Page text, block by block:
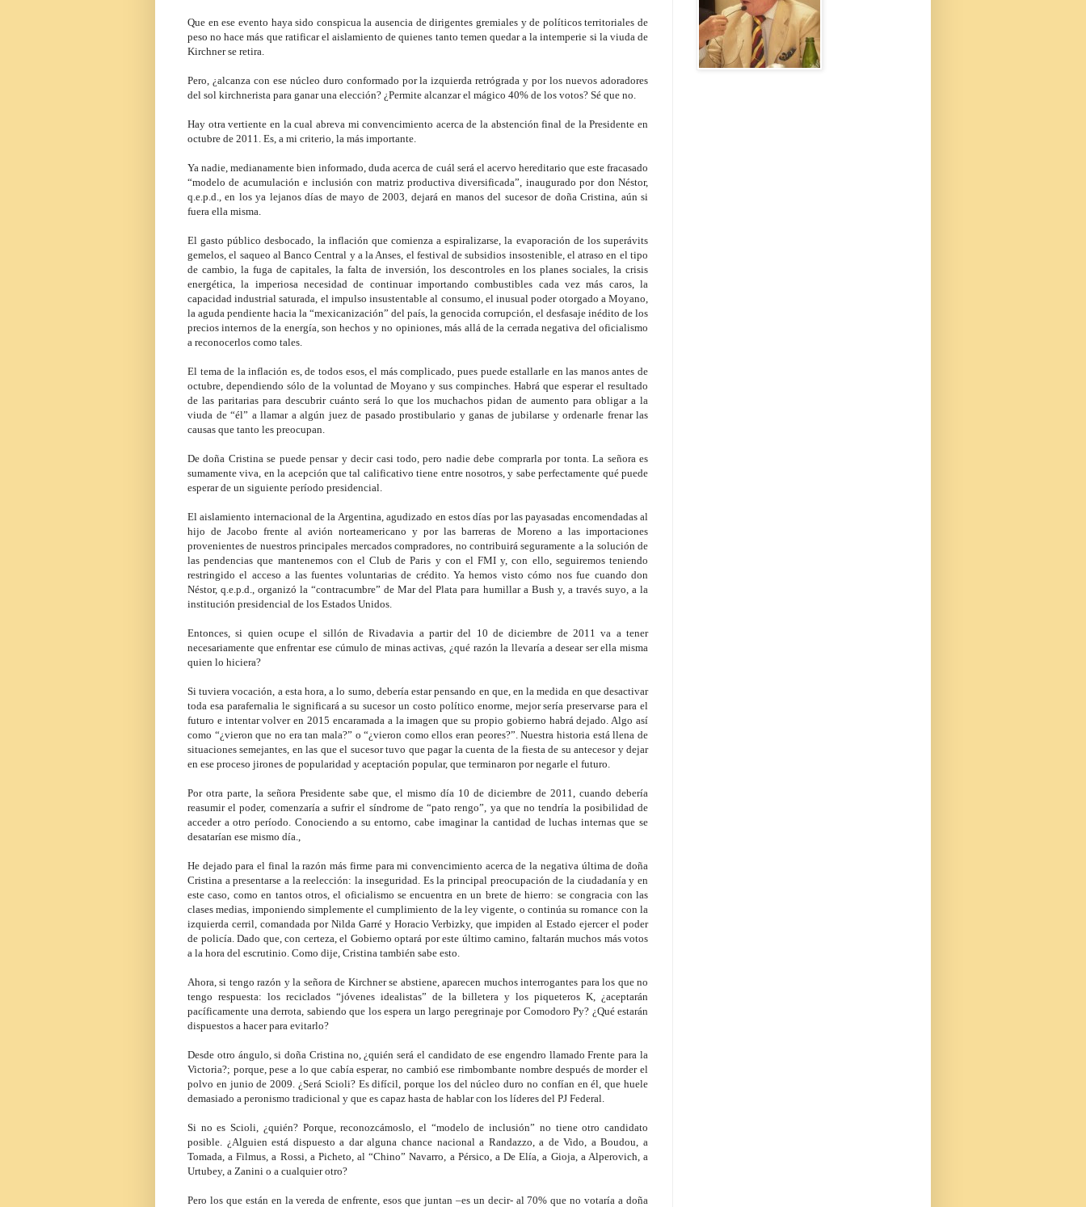
Que en ese evento haya sido conspicua la ausencia de dirigentes gremiales y de políticos territoriales de
peso no hace más que ratificar el aislamiento de quienes tanto temen quedar a la intemperie si la viuda de
Kirchner se retira.
Pero, ¿alcanza con ese núcleo duro conformado por la izquierda retrógrada y por los nuevos adoradores
del sol kirchnerista para ganar una elección? ¿Permite alcanzar el mágico 40% de los votos? Sé que no.
Hay otra vertiente en la cual abreva mi convencimiento acerca de la abstención final de la Presidente en
octubre de 2011. Es, a mi criterio, la más importante.
Ya nadie, medianamente bien informado, duda acerca de cuál será el acervo hereditario que este fracasado
“modelo de acumulación e inclusión con matriz productiva diversificada”, inaugurado por don Néstor,
q.e.p.d., en los ya lejanos días de mayo de 2003, dejará en manos del sucesor de doña Cristina, aún si
fuera ella misma.
El gasto público desbocado, la inflación que comienza a espiralizarse, la evaporación de los superávits
gemelos, el saqueo al Banco Central y a la Anses, el festival de subsidios insostenible, el atraso en el tipo
de cambio, la fuga de capitales, la falta de inversión, los descontroles en los planes sociales, la crisis
energética, la imperiosa necesidad de continuar importando combustibles cada vez más caros, la
capacidad industrial saturada, el impulso insustentable al consumo, el inusual poder otorgado a Moyano,
la aguda pendiente hacia la “mexicanización” del país, la genocida corrupción, el desfasaje inédito de los
precios internos de la energía, son hechos y no opiniones, más allá de la cerrada negativa del oficialismo
a reconocerlos como tales.
El tema de la inflación es, de todos esos, el más complicado, pues puede estallarle en las manos antes de
octubre, dependiendo sólo de la voluntad de Moyano y sus compinches. Habrá que esperar el resultado
de las paritarias para descubrir cuánto será lo que los muchachos pidan de aumento para obligar a la
viuda de “él” a llamar a algún juez de pasado prostibulario y ganas de jubilarse y ordenarle frenar las
causas que tanto les preocupan.
De doña Cristina se puede pensar y decir casi todo, pero nadie debe comprarla por tonta. La señora es
sumamente viva, en la acepción que tal calificativo tiene entre nosotros, y sabe perfectamente qué puede
esperar de un siguiente período presidencial.
El aislamiento internacional de la Argentina, agudizado en estos días por las payasadas encomendadas al
hijo de Jacobo frente al avión norteamericano y por las barreras de Moreno a las importaciones
provenientes de nuestros principales mercados compradores, no contribuirá seguramente a la solución de
las pendencias que mantenemos con el Club de Paris y con el FMI y, con ello, seguiremos teniendo
restringido el acceso a las fuentes voluntarias de crédito. Ya hemos visto cómo nos fue cuando don
Néstor, q.e.p.d., organizó la “contracumbre” de Mar del Plata para humillar a Bush y, a través suyo, a la
institución presidencial de los Estados Unidos.
Entonces, si quien ocupe el sillón de Rivadavia a partir del 10 de diciembre de 2011 va a tener
necesariamente que enfrentar ese cúmulo de minas activas, ¿qué razón la llevaría a desear ser ella misma
quien lo hiciera?
Si tuviera vocación, a esta hora, a lo sumo, debería estar pensando en que, en la medida en que desactivar
toda esa parafernalia le significará a su sucesor un costo político enorme, mejor sería preservarse para el
futuro e intentar volver en 2015 encaramada a la imagen que su propio gobierno habrá dejado. Algo así
como “¿vieron que no era tan mala?” o “¿vieron como ellos eran peores?”. Nuestra historia está llena de
situaciones semejantes, en las que el sucesor tuvo que pagar la cuenta de la fiesta de su antecesor y dejar
en ese proceso jirones de popularidad y aceptación popular, que terminaron por negarle el futuro.
Por otra parte, la señora Presidente sabe que, el mismo día 10 de diciembre de 2011, cuando debería
reasumir el poder, comenzaría a sufrir el síndrome de “pato rengo”, ya que no tendría la posibilidad de
acceder a otro período. Conociendo a su entorno, cabe imaginar la cantidad de luchas internas que se
desatarían ese mismo día.,
He dejado para el final la razón más firme para mi convencimiento acerca de la negativa última de doña
Cristina a presentarse a la reelección: la inseguridad. Es la principal preocupación de la ciudadanía y en
este caso, como en tantos otros, el oficialismo se encuentra en un brete de hierro: se congracia con las
clases medias, imponiendo simplemente el cumplimiento de la ley vigente, o continúa su romance con la
izquierda cerril, comandada por Nilda Garré y Horacio Verbizky, que impiden al Estado ejercer el poder
de policía. Dado que, con certeza, el Gobierno optará por este último camino, faltarán muchos más votos
a la hora del escrutinio. Como dije, Cristina también sabe esto.
Ahora, si tengo razón y la señora de Kirchner se abstiene, aparecen muchos interrogantes para los que no
tengo respuesta: los reciclados “jóvenes idealistas” de la billetera y los piqueteros K, ¿aceptarán
pacíficamente una derrota, sabiendo que los espera un largo peregrinaje por Comodoro Py? ¿Qué estarán
dispuestos a hacer para evitarlo?
Desde otro ángulo, si doña Cristina no, ¿quién será el candidato de ese engendro llamado Frente para la
Victoria?; porque, pese a lo que cabía esperar, no cambió ese rimbombante nombre después de morder el
polvo en junio de 2009. ¿Será Scioli? Es difícil, porque los del núcleo duro no confían en él, que huele
demasiado a peronismo tradicional y que es capaz hasta de hablar con los líderes del PJ Federal.
Si no es Scioli, ¿quién? Porque, reconozcámoslo, el “modelo de inclusión” no tiene otro candidato
posible. ¿Alguien está dispuesto a dar alguna chance nacional a Randazzo, a de Vido, a Boudou, a
Tomada, a Filmus, a Rossi, a Picheto, al “Chino” Navarro, a Pérsico, a De Elía, a Gioja, a Alperovich, a
Urtubey, a Zanini o a cualquier otro?
Pero los que están en la vereda de enfrente, esos que juntan –es un decir- al 70% que no votaría a doña